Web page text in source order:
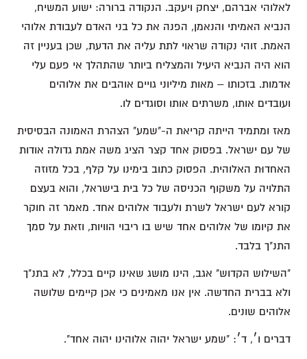
לאלוהי אברהם, יצחק ויעקב. הנקודה ברורה: ישוע המשיח,
הנביא האמיתי והנאמן, הפנה את כל בני האדם לעבודת אלוהי
האמת. זוהי נקודה שראוי לתת עליה את הדעת, שכן בעניין זה
הוא היה הנביא היעיל והמצליח ביותר שהתהלך אי פעם עלי
אדמות. בזכותו – מאות מיליוני גויים אוהבים את אלוהים
ועובדים אותו, משרתים אותו וסוגדים לו.
מאז ומתמיד הייתה קריאת ה-"שמע" הצהרת האמונה הבסיסית
של עם ישראל. בפסוק אחד קצר הציג משה אמת גדולה אודות
האחדוּת האלוהית. הפסוק כתוב בימינו על קלף, בכל מזוזה
התלויה על משקוף הכניסה של כל בית בישראל, והוא בעצם
קורא לעם ישראל לשרת ולעבוד אלוהים אחד. מאמר זה חוקר
את קיומו של אלוהים אחד שיש בו ריבוי הוויות, וזאת על סמך
התנ"ך בלבד.
"השילוש הקדוש" אגב, הינו מושג שאינו קיים בכלל, לא בתנ"ך
ולא בברית החדשה. אין אנו מאמינים כי אכן קיימים שלושה
אלוהים שונים.
דברים ו׳, ד׳: "שמע ישראל יהוה אלוהינו יהוה אחד".